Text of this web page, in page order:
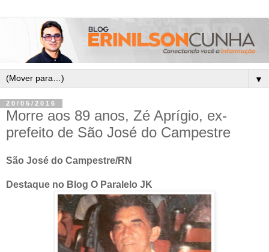
▼
20/05/2016
Morre aos 89 anos, Zé Aprígio, ex-
prefeito de São José do Campestre
São José do Campestre/RN
Destaque no Blog O Paralelo JK